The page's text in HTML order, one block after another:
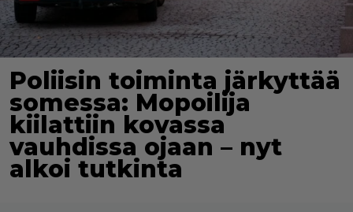
Poliisin toiminta järkyttää
somessa: Mopoilija
kiilattiin kovassa
vauhdissa ojaan – nyt
alkoi tutkinta